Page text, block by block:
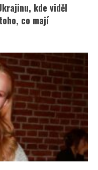
kde viděl
co mají